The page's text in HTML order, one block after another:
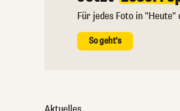
Für jedes Foto in
So geht's